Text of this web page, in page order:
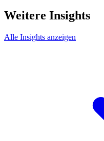
Weitere Insights
Alle Insights anzeigen